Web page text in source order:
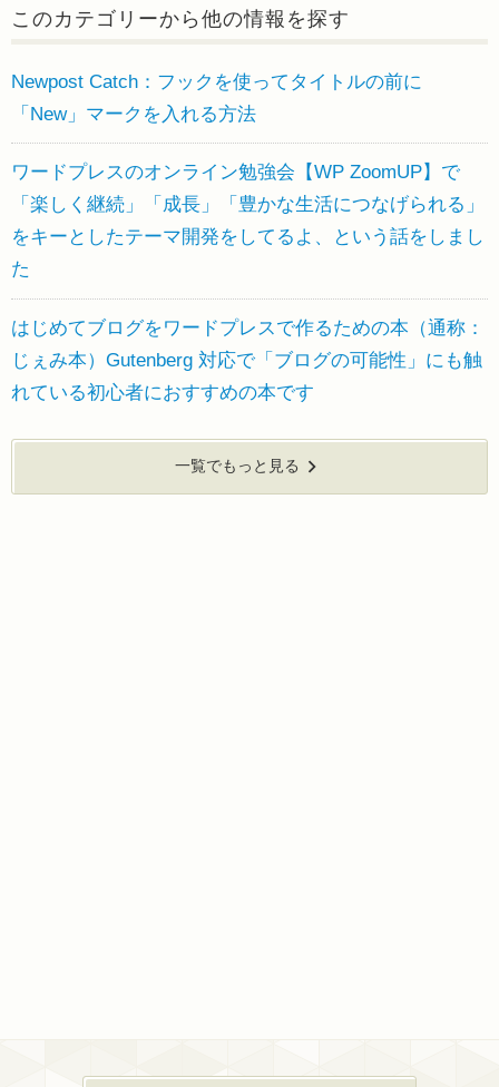
このカテゴリーから他の情報を探す
Newpost Catch：フックを使ってタイトルの前に
「New」マークを入れる方法
ワードプレスのオンライン勉強会【WP ZoomUP】で
「楽しく継続」「成長」「豊かな生活につなげられる」
をキーとしたテーマ開発をしてるよ、という話をしまし
た
はじめてブログをワードプレスで作るための本（通称：
じぇみ本）Gutenberg 対応で「ブログの可能性」にも触
れている初心者におすすめの本です
一覧でもっと見る